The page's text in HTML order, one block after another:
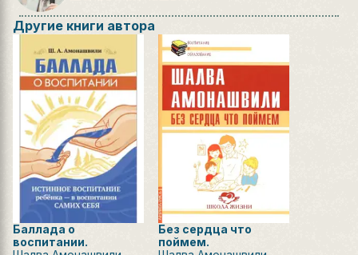
Другие книги автора
Баллада о
воспитании.
Без сердца что
поймем.